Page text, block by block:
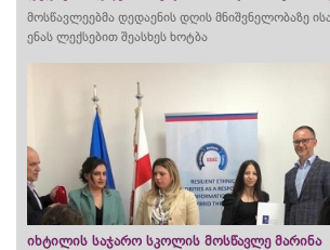
მოსწავლეებმა დედაენის დღის მნიშვნელობაზე
ენას ლექსებით შეასხეს ხოტბა
იხტილის საჯარო სკოლის მოსწავლე მარინა